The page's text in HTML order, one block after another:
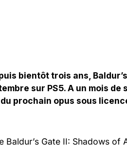
bientôt trois ans,
sur PS5. A un mois
prochain opus sous
Baldur’s Gate II: Shadows of